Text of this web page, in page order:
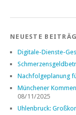
NEUESTE
Digitale-Dienste-
Nachfolgeplanung
Münchener
08/11/2025
Uhlenbruck: